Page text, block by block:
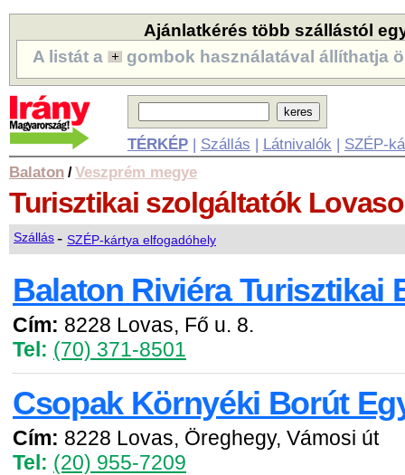
Ajánlatkérés több szállástól
A listát a
gombok használatával állíthatja
TÉRKÉP| Szállás | Látnivalók | SZÉP-
Balaton /Veszprém megye
Turisztikai szolgáltatók
Szállás- SZÉP-kártya elfogadóhely
Balaton Riviéra Turisztikai
Cím: 8228 Lovas, Fő u. 8.
Tel: (70) 371-8501
Csopak Környéki Borút
Cím: 8228 Lovas, Öreghegy, Vámosi út
Tel: (20) 955-7209